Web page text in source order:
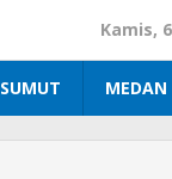
Kamis,
SUMUT MEDAN